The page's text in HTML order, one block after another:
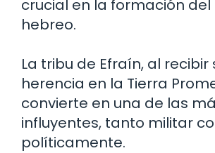
crucial en la formación del
hebreo.
La tribu de Efraín, al recibir
herencia en la Tierra
convierte en una de las
influyentes, tanto militar
políticamente.